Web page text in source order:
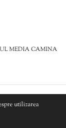
MEDIA CAMINA
utilizarea